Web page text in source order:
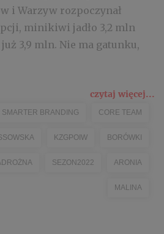
i Warzyw rozpoczynał
minikiwi jadło 3,2 mln
3,9 mln. Nie ma gatunku,
czytaj więcej...
SMARTER BRANDING CORE TEAM
KZGPOIW BORÓWKI
SEZON2022 ARONIA
MALINA